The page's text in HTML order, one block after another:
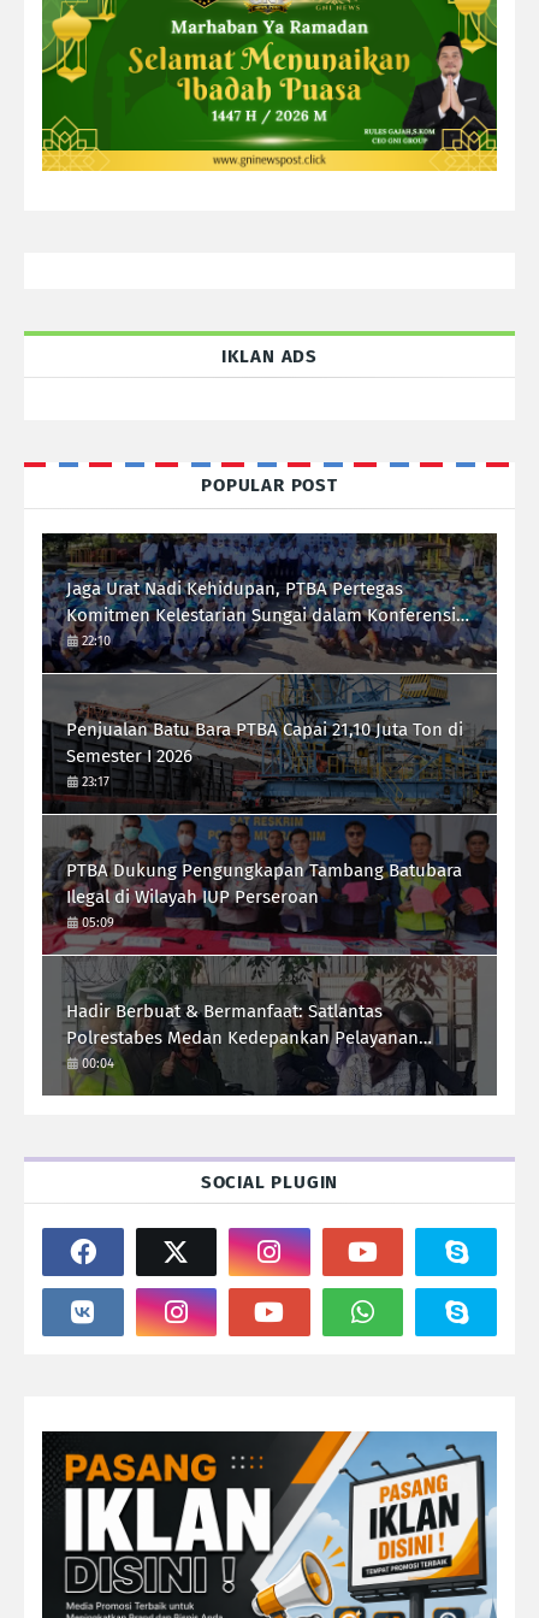
IKLAN ADS
POPULAR POST
Jaga Urat Nadi Kehidupan, PTBA Pertegas
Komitmen Kelestarian Sungai dalam Konferensi
Sungai Indonesia 2026
22:10
Penjualan Batu Bara PTBA Capai 21,10 Juta Ton di
Semester I 2026
23:17
PTBA Dukung Pengungkapan Tambang Batubara
Ilegal di Wilayah IUP Perseroan
05:09
Hadir Berbuat & Bermanfaat: Satlantas
Polrestabes Medan Kedepankan Pelayanan
Humanis Demi Lalu Lintas Aman Tertib Lancar
00:04
SOCIAL PLUGIN